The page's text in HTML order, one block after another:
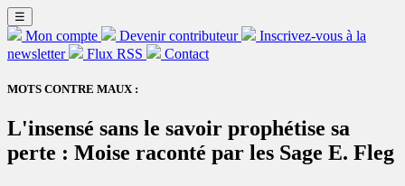
☰
Mon compte Devenir contributeur
Inscrivez-vous à la
newsletter
Flux RSS Contact
MOTS CONTRE MAUX :
L'insensé sans le savoir prophétise sa
perte : Moise raconté par les Sage E. Fleg